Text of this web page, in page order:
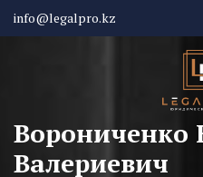
info@legalpro.kz
Ворониченко
Валериевич